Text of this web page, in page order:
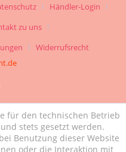
Händler-Login
zu uns
Widerrufsrecht
für den technischen Betrieb
stets gesetzt werden.
Benutzung dieser Website
oder die Interaktion mit